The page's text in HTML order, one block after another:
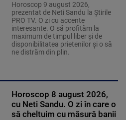
Horoscop 9 august 2026,
prezentat de Neti Sandu la Știrile
PRO TV. O zi cu accente
interesante. O să profităm la
maximum de timpul liber și de
disponibilitatea prietenilor și o să
ne distrăm din plin.
Horoscop 8 august 2026,
cu Neti Sandu. O zi în care o
să cheltuim cu măsură banii